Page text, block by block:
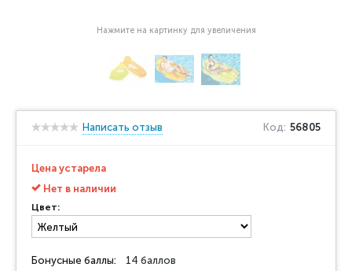
Нажмите на картинку для увеличения
Написать отзыв Код: 56805
Цена устарела
Нет в наличии
Цвет:
Бонусные баллы: 14 баллов